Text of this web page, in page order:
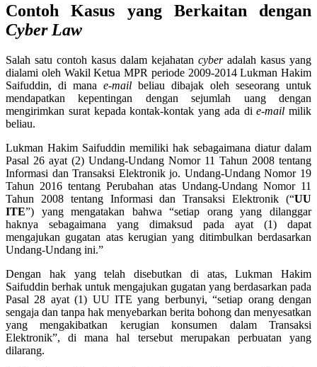
Contoh Kasus yang Berkaitan dengan
Cyber Law
Salah satu contoh kasus dalam kejahatan cyber adalah kasus yang
dialami oleh Wakil Ketua MPR periode 2009-2014 Lukman Hakim
Saifuddin, di mana e-mail beliau dibajak oleh seseorang untuk
mendapatkan kepentingan dengan sejumlah uang dengan
mengirimkan surat kepada kontak-kontak yang ada die-mail milik
beliau.
Lukman Hakim Saifuddin memiliki hak sebagaimana diatur dalam
Pasal 26 ayat (2) Undang-Undang Nomor 11 Tahun 2008 tentang
Informasi dan Transaksi Elektronik jo. Undang-Undang Nomor 19
Tahun 2016 tentang Perubahan atas Undang-Undang Nomor 11
Tahun 2008 tentang Informasi dan Transaksi Elektronik (“UU
ITE”) yang mengatakan bahwa “setiap orang yang dilanggar
haknya sebagaimana yang dimaksud pada ayat (1) dapat
mengajukan gugatan atas kerugian yang ditimbulkan berdasarkan
Undang-Undang ini.”
Dengan hak yang telah disebutkan di atas, Lukman Hakim
Saifuddin berhak untuk mengajukan gugatan yang berdasarkan pada
Pasal 28 ayat (1) UU ITE yang berbunyi, “setiap orang dengan
sengaja dan tanpa hak menyebarkan berita bohong dan menyesatkan
yang mengakibatkan kerugian konsumen dalam Transaksi
Elektronik”, di mana hal tersebut merupakan perbuatan yang
dilarang.